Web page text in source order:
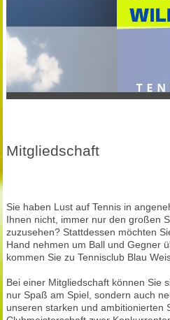
Mitgliedschaft
Sie haben Lust auf Tennis in
Ihnen nicht, immer nur den großen
zuzusehen? Stattdessen möchten
Hand nehmen um Ball und Gegner
kommen Sie zu Tennisclub Blau
Bei einer Mitgliedschaft können Sie
nur Spaß am Spiel, sondern auch
unseren starken und ambitionierten